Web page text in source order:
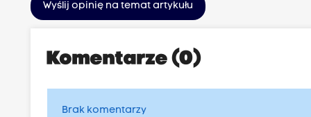
Wyślij opinię na temat artykułu
Komentarze (0)
Brak komentarzy